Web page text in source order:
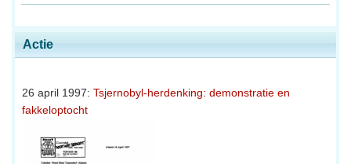
Actie
26 april 1997: Tsjernobyl-herdenking: demonstratie en
fakkeloptocht